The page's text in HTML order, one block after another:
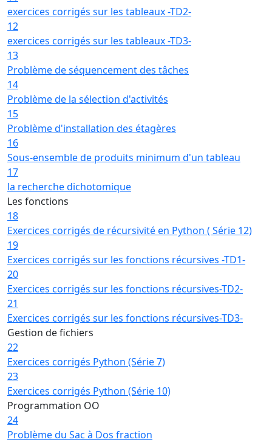
exercices corrigés sur les tableaux -TD2-
12
exercices corrigés sur les tableaux -TD3-
13
Problème de séquencement des tâches
14
Problème de la sélection d'activités
15
Problème d'installation des étagères
16
Sous-ensemble de produits minimum d'un tableau
17
la recherche dichotomique
Les fonctions
18
Exercices corrigés de récursivité en Python ( Série 12)
19
Exercices corrigés sur les fonctions récursives -TD1-
20
Exercices corrigés sur les fonctions récursives-TD2-
21
Exercices corrigés sur les fonctions récursives-TD3-
Gestion de fichiers
22
Exercices corrigés Python (Série 7)
23
Exercices corrigés Python (Série 10)
Programmation OO
24
Problème du Sac à Dos fraction